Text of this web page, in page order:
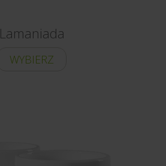
Lamaniada
WYBIERZ